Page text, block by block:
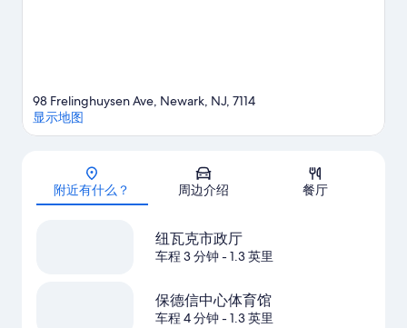
地图
98 Frelinghuysen Ave, Newark, NJ, 7114
显示地图
附近有什么？ 周边介绍 餐厅
纽瓦克市政厅
车程 3 分钟- 1.3 英里
保德信中心体育馆
车程 4 分钟- 1.3 英里